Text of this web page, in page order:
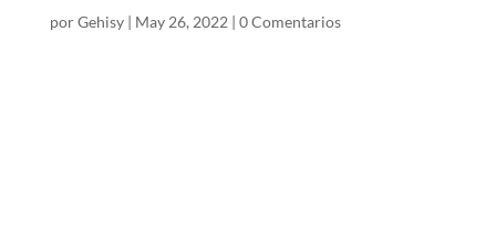
porGehisy| May 26, 2022 | 0 Comentarios